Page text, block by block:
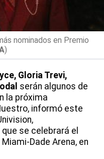
nominados en Premio
)
Gloria Trevi,
serán algunos de
la próxima
informó este
se celebrará el
Dade Arena, en